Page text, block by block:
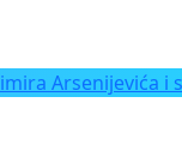
Arsenijevića